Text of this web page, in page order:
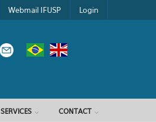
Webmail IFUSP Login
SERVICES CONTACT